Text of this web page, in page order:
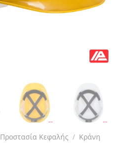
Προστασία Κεφαλής / Κράνη